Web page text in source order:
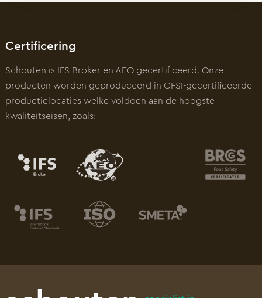
Certificering
Schouten is IFS Broker en AEO gecertificeerd. Onze
producten worden geproduceerd in GFSI-gecertificeerde
productielocaties welke voldoen aan de hoogste
kwaliteitseisen, zoals: